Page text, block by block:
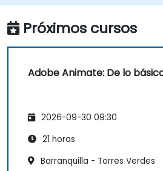
proyectos.
Exportar animaciones
web, de video y móviles.
Próximos cursos
Adobe Animate: De lo
2026-09-30 09:30
21 horas
Barranquilla - Torres Verdes